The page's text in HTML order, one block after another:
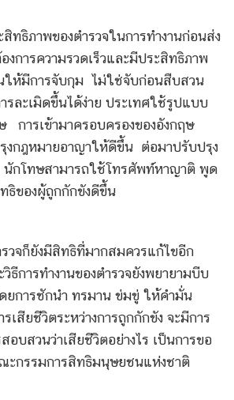
ทธิภาพของตำรวจในการทำงานก่อนส่ง
การความรวดเร็วและมีประสิทธิภาพ
ให้มีการจับกุม ไม่ใช่จับก่อนสืบสวน
รละเมิดขึ้นได้ง่าย ประเทศใช้รูปแบบ
การเข้ามาครอบครองของอังกฤษ
งกฎหมายอาญาให้ดีขึ้น ต่อมาปรับปรุง
นักโทษสามารถใช้โทรศัพท์หาญาติ พูด
ธิของผู้ถูกกักขังดีขึ้น
วจก็ยังมีสิทธิที่มากสมควรแก้ไขอีก
วิธีการทำงานของตำรวจยังพยายามบีบ
ยการชักนำ ทรมาน ข่มขู่ ให้คำมั่น
สียชีวิตระหว่างการถูกกักขัง จะมีการ
อบสวนว่าเสียชีวิตอย่างไร เป็นการขอ
ะกรรมการสิทธิมนุษยชนแห่งชาติ